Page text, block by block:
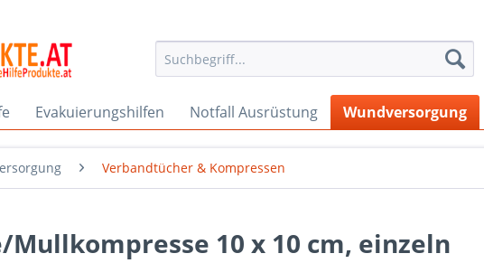
Evakuierungshilfen Notfall Ausrüstung Wundversorgung
Verbandtücher & Kompressen
10 x 10 cm, einzeln